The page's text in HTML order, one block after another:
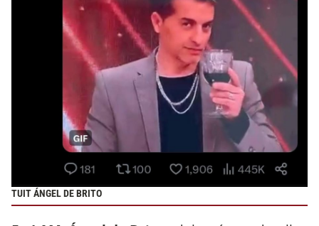
TUIT ÁNGEL DE BRITO